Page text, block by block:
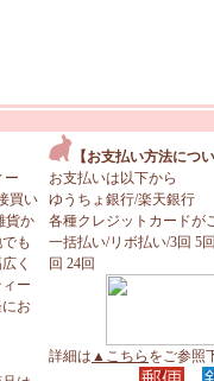
ー
買い
貨か
も
く
ー
お
【お支払い方法につい
お支払いは以下から
ゆうちょ銀行/楽天銀行
各種クレジットカードが
一括払い/リボ払い/3回 5
回 24回
詳細は ▲こちら をご参照